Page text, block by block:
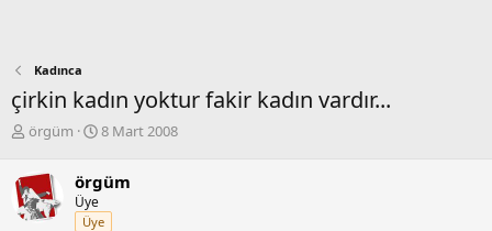
Kadınca
çirkin kadın yoktur fakir kadın vardır...
K
b
u
örgüm
B
l
a
8 Mart 2008
örgüm
Üye
Üye